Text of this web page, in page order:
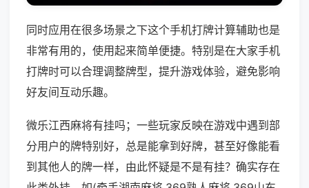
同时应用在很多场景之下这个手机打牌计算辅助也是
非常有用的，使用起来简单便捷。特别是在大家手机
打牌时可以合理调整牌型，提升游戏体验，避免影响
好友间互动乐趣。
微乐江西麻将有挂吗；一些玩家反映在游戏中遇到部
分用户的牌特别好，总是能拿到好牌，甚至好像能看
到其他人的牌一样，由此怀疑是不是有挂？确实存在